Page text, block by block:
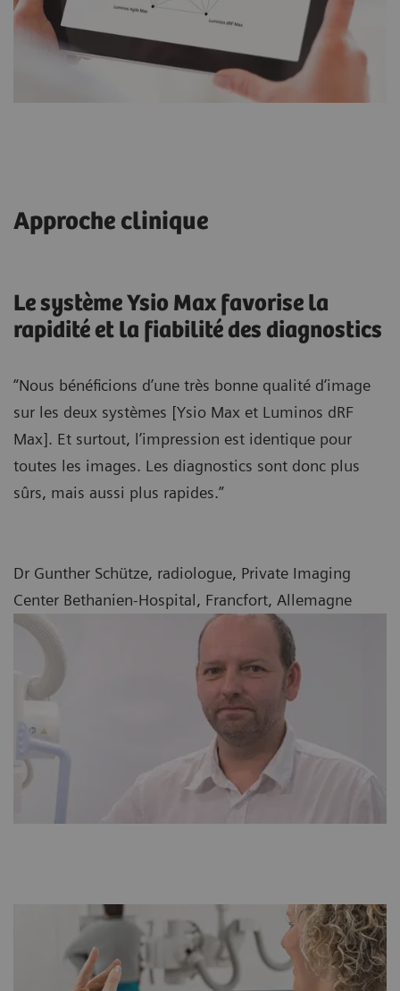
Approche clinique
Le système Ysio Max favorise la
rapidité et la fiabilité des diagnostics
“Nous bénéficions d’une très bonne qualité d’image
sur les deux systèmes [Ysio Max et Luminos dRF
Max]. Et surtout, l’impression est identique pour
toutes les images. Les diagnostics sont donc plus
sûrs, mais aussi plus rapides.”
Dr Gunther Schütze, radiologue, Private Imaging
Center Bethanien-Hospital, Francfort, Allemagne